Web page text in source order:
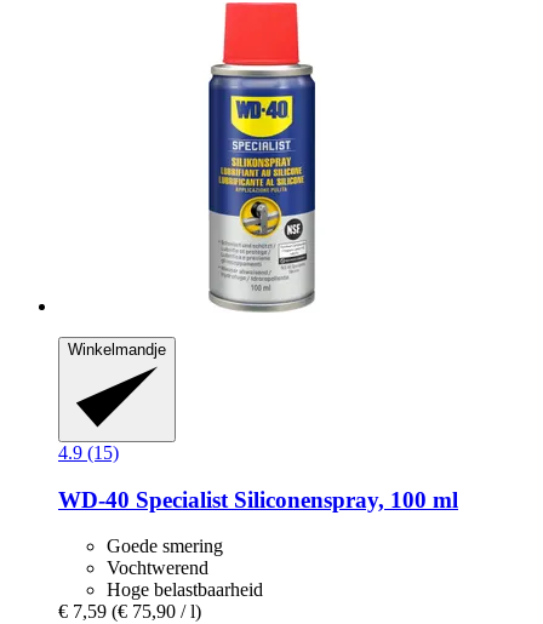
Winkelmandje
4.9 (15)
WD-40 Specialist Siliconenspray, 100 ml
Goede smering
Vochtwerend
Hoge belastbaarheid
€ 7,59 (€ 75,90 / l)